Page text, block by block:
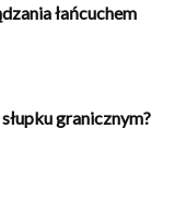
łańcuchem
granicznym?